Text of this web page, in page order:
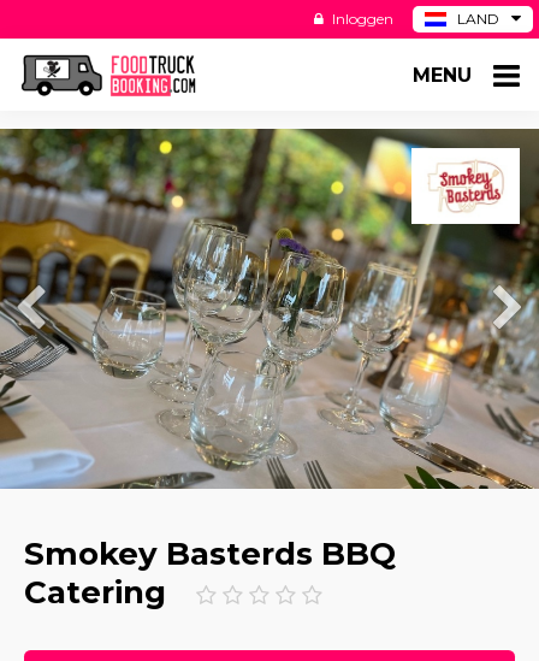
LAND
DE
US
Inloggen
MENU
Smokey Basterds BBQ
Catering